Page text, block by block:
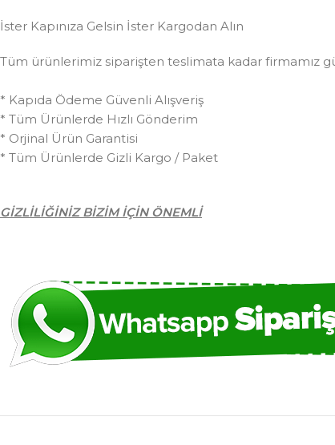
İster Kapınıza Gelsin İster Kargodan Alın
Tüm ürünlerimiz siparişten teslimata kadar firmamız
* Kapıda Ödeme Güvenli Alışveriş
* Tüm Ürünlerde Hızlı Gönderim
* Orjinal Ürün Garantisi
* Tüm Ürünlerde Gizli Kargo / Paket
GİZLİLİĞİNİZ BİZİM İÇİN ÖNEMLİ